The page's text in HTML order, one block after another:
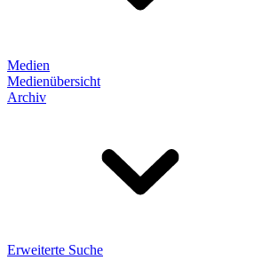
Medien
Medienübersicht
Archiv
Erweiterte Suche